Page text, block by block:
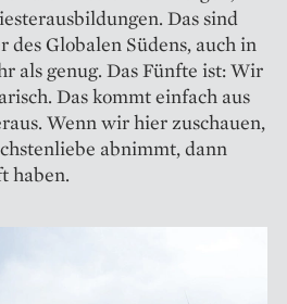
Das sind
des Globalen Südens, auch in
als genug. Das Fünfte ist: Wir
Das kommt einfach aus
Wenn wir hier zuschauen,
abnimmt, dann
haben.